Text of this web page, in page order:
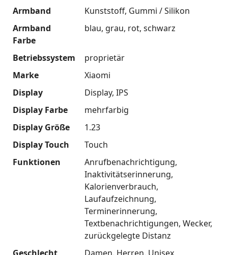
Armband
Kunststoff Gummi / Silikon
Armband
Farbe
blau grau rot schwarz
Betriebssystem
proprietär
Marke
Xiaomi
Display
Display IPS
Display Farbe
mehrfarbig
Display Größe
1.23
Display Touch
Touch
Funktionen
Anrufbenachrichtigung
Inaktivitätserinnerung
Kalorienverbrauch
Laufaufzeichnung
Terminerinnerung
Textbenachrichtigungen Wecker
zurückgelegte Distanz